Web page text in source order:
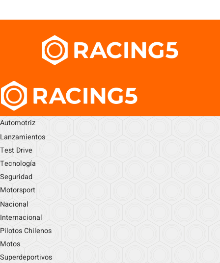
Automotriz
Lanzamientos
Test Drive
Tecnología
Seguridad
Motorsport
Nacional
Internacional
Pilotos Chilenos
Motos
Superdeportivos